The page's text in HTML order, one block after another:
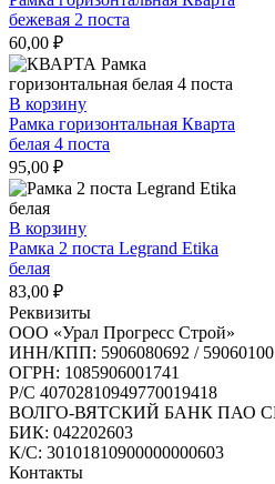
бежевая 2 поста
60,00 ₽
В корзину
Рамка горизонтальная Кварта
белая 4 поста
95,00 ₽
В корзину
Рамка 2 поста Legrand Etika
белая
83,00 ₽
Реквизиты
ООО «Урал Прогресс Строй»
ИНН/КПП: 5906080692 /
ОГРН: 1085906001741
Р/C 40702810949770019418
ВОЛГО-ВЯТСКИЙ БАНК ПАО
БИК: 042202603
К/С: 30101810900000000603
Контакты